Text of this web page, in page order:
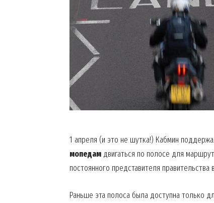
1 апреля (и это не шутка!) Кабмин
мопедам двигаться по полосе для
постоянного представителя
Раньше эта полоса была доступна только